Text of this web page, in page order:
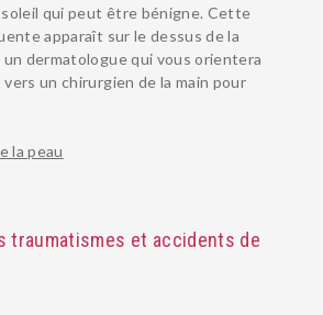
qui peut être bénigne. Cette
apparaît sur le dessus de la
un dermatologue qui vous orientera
un chirurgien de la main pour
la peau
traumatismes et accidents de